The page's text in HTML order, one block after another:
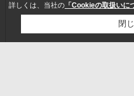
詳しくは、当社の 「Cookieの取扱いに
閉